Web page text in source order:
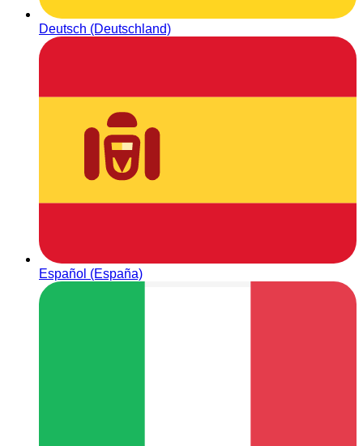
Deutsch (Deutschland)
Español (España)